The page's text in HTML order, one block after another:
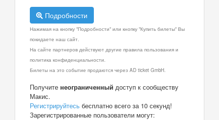
Подробности
Нажимая на кнопку "Подробности" или кнопку "Купить билеты" Вы
покидаете наш сайт.
На сайте партнеров действуют другие правила пользования и
политика конфиденциальности.
Билеты на это событие продаются через AD ticket GmbH.
Получите неограниченный доступ к сообществу
Макис.
Регистрируйтесь бесплатно всего за 10 секунд!
Зарегистрированные пользователи могут: